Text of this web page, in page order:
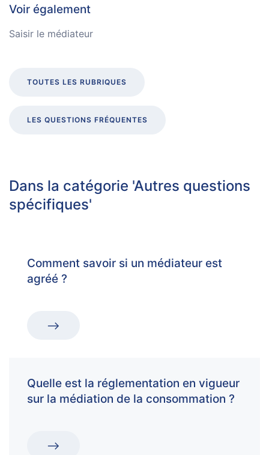
Voir également
Saisir le médiateur
TOUTES LES RUBRIQUES
LES QUESTIONS FRÉQUENTES
Dans la catégorie 'Autres questions
spécifiques'
Comment savoir si un médiateur est
agréé ?
Quelle est la réglementation en vigueur
sur la médiation de la consommation ?